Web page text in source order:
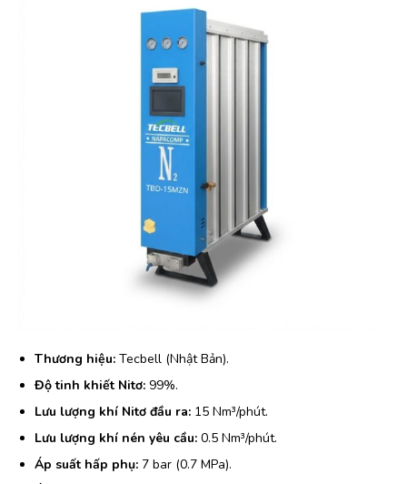
Thương hiệu: Tecbell (Nhật Bản).
Độ tinh khiết Nitơ: 99%.
Lưu lượng khí Nitơ đầu ra: 15 Nm³/phút.
Lưu lượng khí nén yêu cầu: 0.5 Nm³/phút.
Áp suất hấp phụ: 7 bar (0.7 MPa).